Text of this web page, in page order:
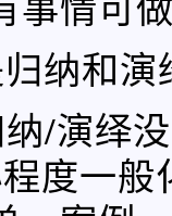
纳和演
/演绎
度一